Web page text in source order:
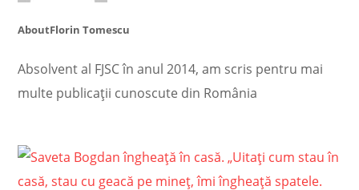
AboutFlorin Tomescu
Absolvent al FJSC în anul 2014, am scris pentru mai
multe publicații cunoscute din România